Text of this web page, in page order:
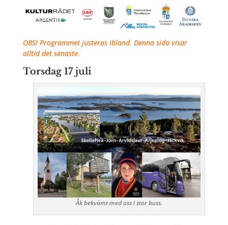
OBS! Programmet justeras ibland. Denna sida visar
alltid det senaste.
Torsdag 17 juli
Åk bekvämt med oss i stor buss.